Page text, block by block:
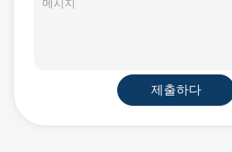
제출하다